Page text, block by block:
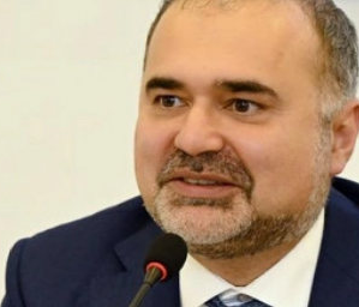
Forumunun Təşkilat Komitəsi yaradılıb